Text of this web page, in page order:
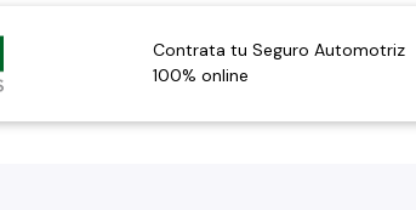
Contrata tu Seguro Automotriz
100% online